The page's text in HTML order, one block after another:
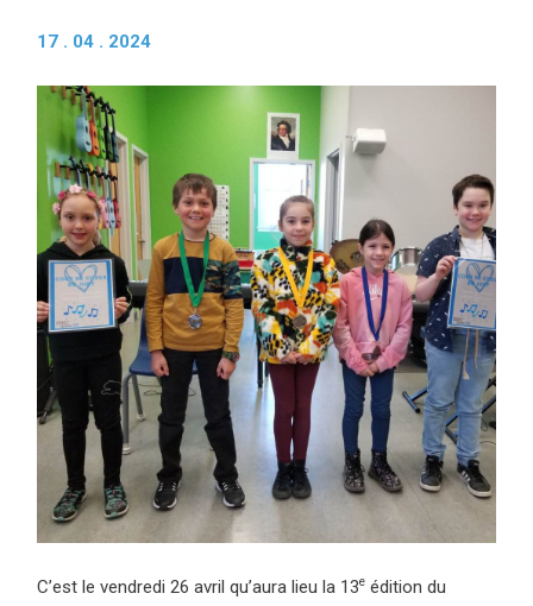
17 . 04 . 2024
C’est le vendredi 26 avril qu’aura lieu la 13e édition du